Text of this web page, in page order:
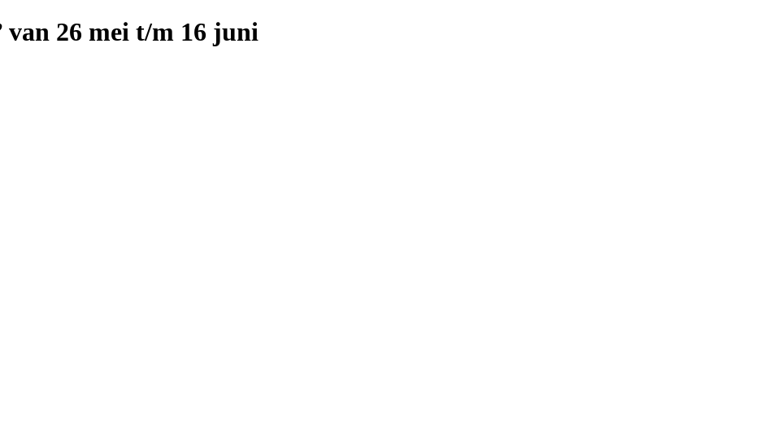
van 26 mei t/m 16 juni